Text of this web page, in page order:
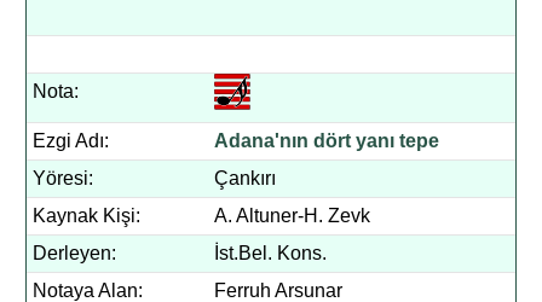
Nota:
Ezgi Adı:
Adana'nın dört yanı tepe
Yöresi:
Çankırı
Kaynak Kişi:
A. Altuner-H. Zevk
Derleyen:
İst.Bel. Kons.
Notaya Alan:
Ferruh Arsunar